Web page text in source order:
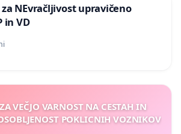
NEvračljivost upravičeno
in VD
VEČJO VARNOST NA CESTAH IN
POKLICNIH VOZNIKOV